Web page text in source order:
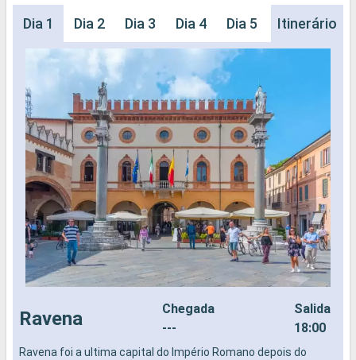
Dia 1 Dia 2 Dia 3 Dia 4 Dia 5 Dia 6 Dia
Itinerário
Ravena
Chegada
---
Salida
18:00
Ravena foi a ultima capital do Império Romano depois do